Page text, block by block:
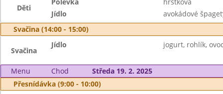
Děti
Jídlo
avokádové
Svačina (14:00 - 15:00)
Svačina
Jídlo jogurt, rohlík,
Menu Chod
Středa 19. 2. 2025
Přesnídávka (9:00 - 10:00)